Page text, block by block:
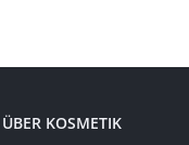
KOSMETIK